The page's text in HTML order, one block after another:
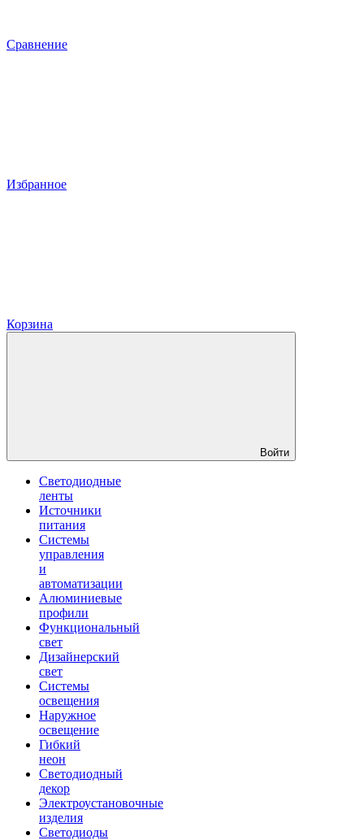
Сравнение
Избранное
Корзина
Войти
Светодиодные
ленты
Источники
питания
Системы
управления
и
автоматизации
Алюминиевые
профили
Функциональный
свет
Дизайнерский
свет
Системы
освещения
Наружное
освещение
Гибкий
неон
Светодиодный
декор
Электроустановочные
изделия
Светодиоды